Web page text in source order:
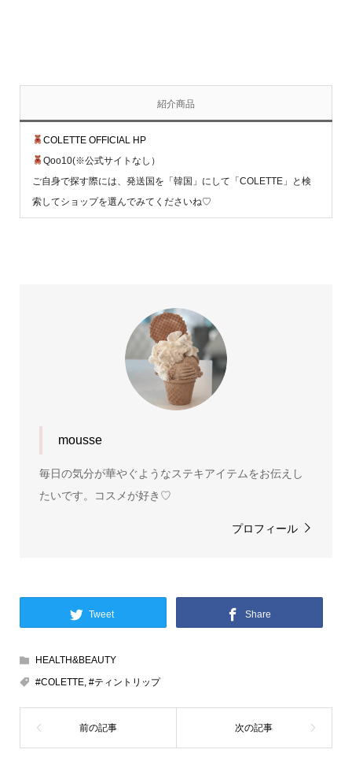
紹介商品
COLETTE OFFICIAL HP
Qoo10(※公式サイトなし）
ご自身で探す際には、発送国を「韓国」にして「COLETTE」と検
索してショップを選んでみてくださいね♡
mousse
毎日の気分が華やぐようなステキアイテムをお伝えし
たいです。コスメが好き♡
プロフィール
Tweet Share
HEALTH&BEAUTY
#COLETTE, #ティントリップ